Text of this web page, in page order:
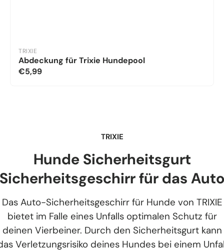
TRIXIE
Abdeckung für Trixie Hundepool
€5,99
TRIXIE
Hunde Sicherheitsgurt
Sicherheitsgeschirr für das Auto
Das Auto-Sicherheitsgeschirr für Hunde von TRIXIE
bietet im Falle eines Unfalls optimalen Schutz für
deinen Vierbeiner. Durch den Sicherheitsgurt kann
Verletzungsrisiko deines Hundes bei einem